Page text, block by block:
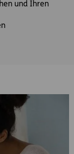
und Ihren